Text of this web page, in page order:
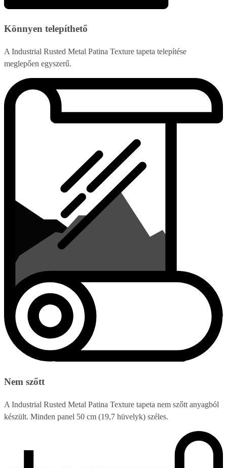
Könnyen telepíthető
A Industrial Rusted Metal Patina Texture tapeta telepítése
meglepően egyszerű.
Nem szőtt
A Industrial Rusted Metal Patina Texture tapeta nem szőtt anyagból
készült. Minden panel 50 cm (19,7 hüvelyk) széles.